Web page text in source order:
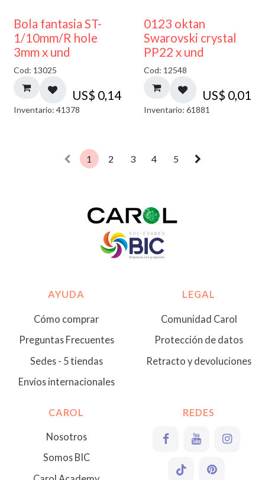
Bola fantasia ST-
1/10mm/R hole
3mm x und
Cod: 13025
US$ 0,14
Inventario: 41378
0123 oktan
Swarovski crystal
PP22 x und
Cod: 12548
US$ 0,01
Inventario: 61881
1 2 3 4 5
AYUDA
Cómo comprar
Preguntas Frecuentes
Sedes - 5 tiendas
Envíos internacionales
LEGAL
Comunidad Carol
Protección de datos
Retracto y devoluciones
CAROL
Nosotros
Somos BIC
REDES